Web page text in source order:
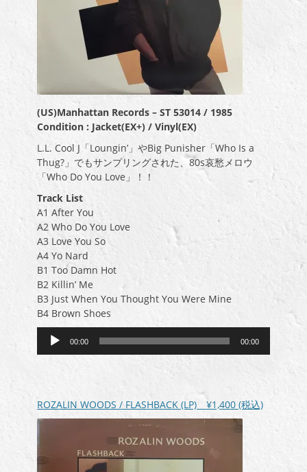
(US)Manhattan Records – ST 53014 / 1985
Condition : Jacket(EX+) / Vinyl(EX)
L.L. Cool J「Loungin’」やBig Punisher「Who Is a
Thug?」でもサンプリングされた、80s哀愁メロウ
「Who Do You Love」！！
Track List
A1 After You
A2 Who Do You Love
A3 Love You So
A4 Yo Nard
B1 Too Damn Hot
B2 Killin’ Me
B3 Just When You Thought You Were Mine
B4 Brown Shoes
ヤ
ー
00:00 00:00
ROZALIN WOODS / FLASHBACK (LP) ¥1,400 (税込)